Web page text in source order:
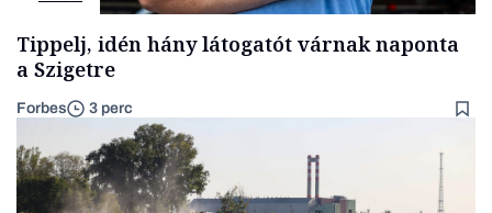
Tippelj, idén hány látogatót várnak naponta
a Szigetre
Forbes 3 perc